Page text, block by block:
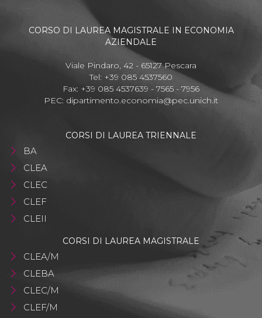
CORSO DI LAUREA MAGISTRALE IN ECONOMIA
AZIENDALE
Viale Pindaro, 42 - 65127 Pescara
Tel: +39 085 4537560
Fax: +39 085 4537639 - 7565 - 7956
PEC: dipartimento.economia@pec.unich.it
CORSI DI LAUREA TRIENNALE
BA
CLEA
CLEC
CLEF
CLEII
CORSI DI LAUREA MAGISTRALE
CLEA/M
CLEBA
CLEC/M
CLEF/M